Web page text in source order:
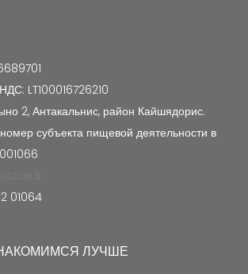
LT100016726210
2, Антакальнис, район Кайшядорис.
субъекта пищевой деятельности в
01064
ЛУЧШЕ